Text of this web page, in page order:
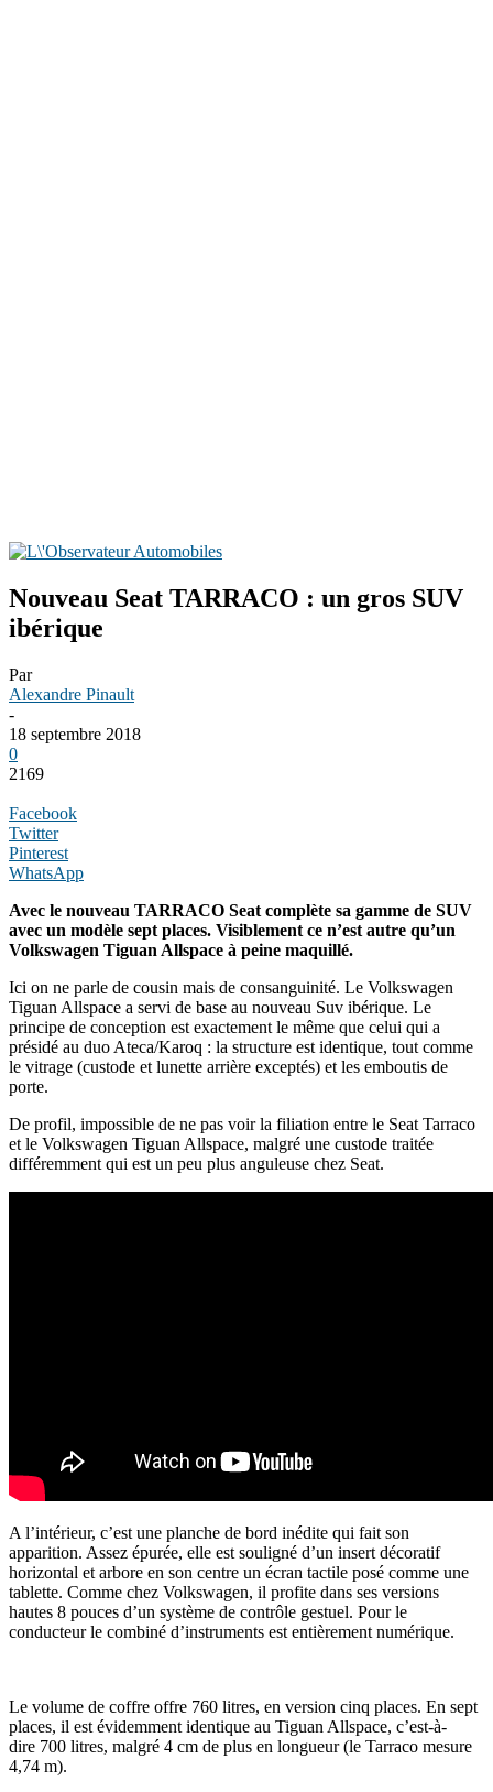
Nouveau Seat TARRACO : un gros SUV
ibérique
Par
Alexandre Pinault
-
18 septembre 2018
0
2169
Facebook
Twitter
Pinterest
WhatsApp
Avec le nouveau TARRACO Seat complète sa gamme de SUV
avec un modèle sept places. Visiblement ce n’est autre qu’un
Volkswagen Tiguan Allspace à peine maquillé.
Ici on ne parle de cousin mais de consanguinité. Le Volkswagen
Tiguan Allspace a servi de base au nouveau Suv ibérique. Le
principe de conception est exactement le même que celui qui a
présidé au duo Ateca/Karoq : la structure est identique, tout comme
le vitrage (custode et lunette arrière exceptés) et les emboutis de
porte.
De profil, impossible de ne pas voir la filiation entre le Seat Tarraco
et le Volkswagen Tiguan Allspace, malgré une custode traitée
différemment qui est un peu plus anguleuse chez Seat.
A l’intérieur, c’est une planche de bord inédite qui fait son
apparition. Assez épurée, elle est souligné d’un insert décoratif
horizontal et arbore en son centre un écran tactile posé comme une
tablette. Comme chez Volkswagen, il profite dans ses versions
hautes 8 pouces d’un système de contrôle gestuel. Pour le
conducteur le combiné d’instruments est entièrement numérique.
Le volume de coffre offre 760 litres, en version cinq places. En sept
places, il est évidemment identique au Tiguan Allspace, c’est-à-
dire 700 litres, malgré 4 cm de plus en longueur (le Tarraco mesure
4,74 m).